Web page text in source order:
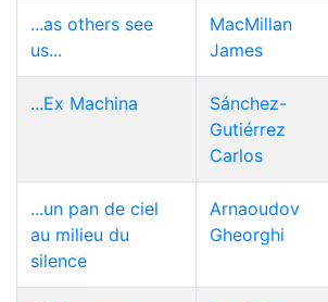
...as others see
us...
MacMillan
James
...Ex Machina
Sánchez-
Gutiérrez
Carlos
...un pan de ciel
au milieu du
silence
Arnaoudov
Gheorghi